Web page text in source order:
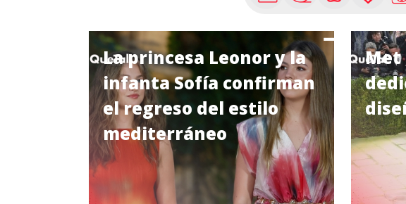
La princesa Leonor y la
infanta Sofía confirman
el regreso del estilo
mediterráneo
Met